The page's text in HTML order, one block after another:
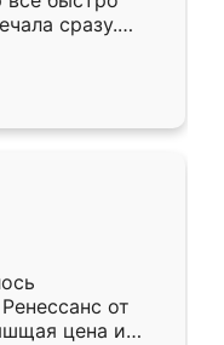
сразу.
подошёл к
Собрали
даже
от
цена и